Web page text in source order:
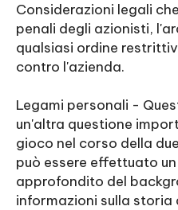
Considerazioni legali
penali degli azionisti,
qualsiasi ordine
contro l'azienda.
Legami personali -
un'altra questione
gioco nel corso della
può essere effettuato
approfondito del
informazioni sulla storia